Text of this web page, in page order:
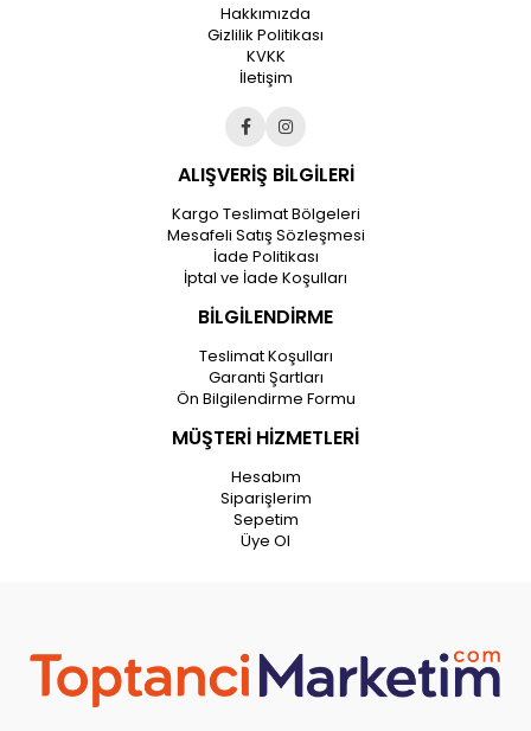
Hakkımızda
Gizlilik Politikası
KVKK
İletişim
ALIŞVERİŞ BİLGİLERİ
Kargo Teslimat Bölgeleri
Mesafeli Satış Sözleşmesi
İade Politikası
İptal ve İade Koşulları
BİLGİLENDİRME
Teslimat Koşulları
Garanti Şartları
Ön Bilgilendirme Formu
MÜŞTERİ HİZMETLERİ
Hesabım
Siparişlerim
Sepetim
Üye Ol